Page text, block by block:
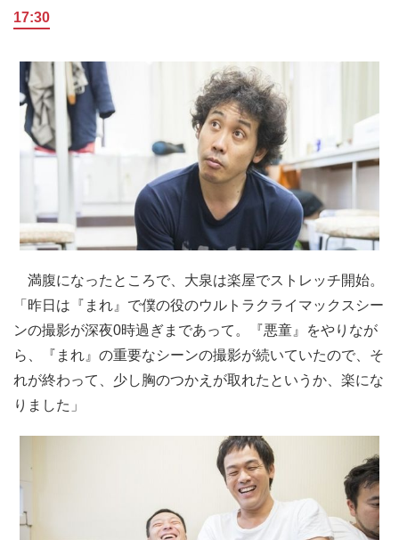
17:30
満腹になったところで、大泉は楽屋でストレッチ開始。
「昨日は『まれ』で僕の役のウルトラクライマックスシー
ンの撮影が深夜0時過ぎまであって。『悪童』をやりなが
ら、『まれ』の重要なシーンの撮影が続いていたので、そ
れが終わって、少し胸のつかえが取れたというか、楽にな
りました」